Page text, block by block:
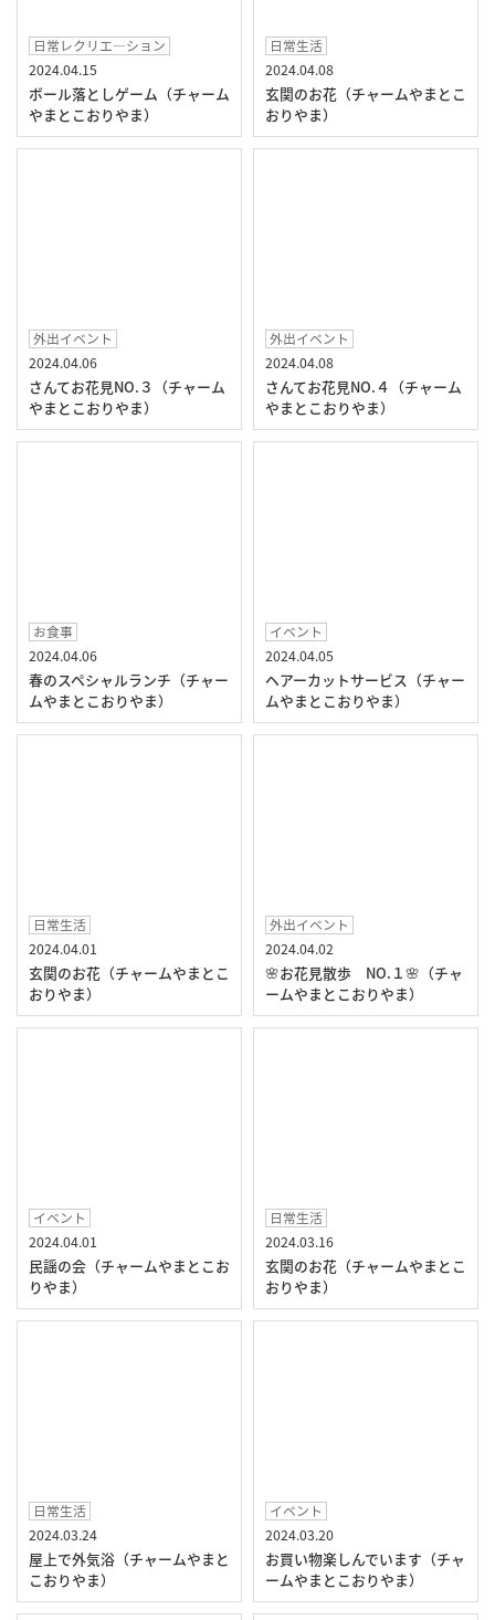
日常レクリエ―ション
2024.04.15
ボール落としゲーム（チャーム
やまとこおりやま）
日常生活
2024.04.08
玄関のお花（チャームやまとこ
おりやま）
外出イベント
2024.04.06
さんてお花見NO.３（チャーム
やまとこおりやま）
外出イベント
2024.04.08
さんてお花見NO.４（チャーム
やまとこおりやま）
お食事
2024.04.06
春のスペシャルランチ（チャー
ムやまとこおりやま）
イベント
2024.04.05
ヘアーカットサービス（チャー
ムやまとこおりやま）
日常生活
2024.04.01
玄関のお花（チャームやまとこ
おりやま）
外出イベント
2024.04.02
🌸お花見散歩 NO.１🌸（チャ
ームやまとこおりやま）
イベント
2024.04.01
民謡の会（チャームやまとこお
りやま）
日常生活
2024.03.16
玄関のお花（チャームやまとこ
おりやま）
日常生活
2024.03.24
屋上で外気浴（チャームやまと
こおりやま）
イベント
2024.03.20
お買い物楽しんでいます（チャ
ームやまとこおりやま）